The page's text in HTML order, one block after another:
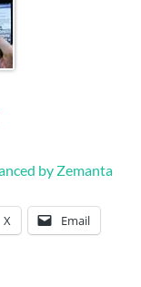
X Email